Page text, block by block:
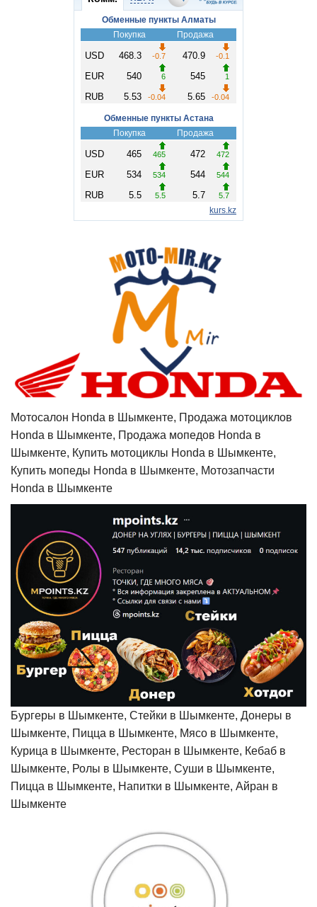
Мотосалон Honda в Шымкенте, Продажа мотоциклов
Honda в Шымкенте, Продажа мопедов Honda в
Шымкенте, Купить мотоциклы Honda в Шымкенте,
Купить мопеды Honda в Шымкенте, Мотозапчасти
Honda в Шымкенте
Бургеры в Шымкенте, Стейки в Шымкенте, Донеры в
Шымкенте, Пицца в Шымкенте, Мясо в Шымкенте,
Курица в Шымкенте, Ресторан в Шымкенте, Кебаб в
Шымкенте, Ролы в Шымкенте, Суши в Шымкенте,
Пицца в Шымкенте, Напитки в Шымкенте, Айран в
Шымкенте